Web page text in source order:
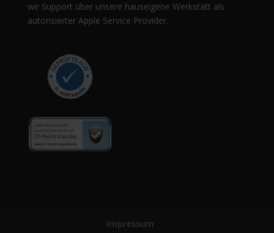
wir Support über unsere hauseigene Werkstatt als
autorisierter Apple Service Provider.
Impressum